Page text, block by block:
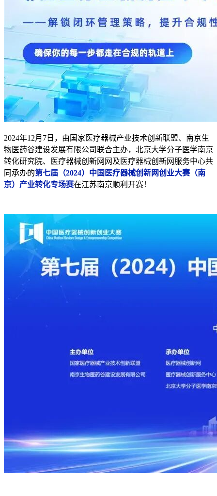
2024年12月7日，由国家医疗器械产业技术创新联盟、南京生
物医药谷建设发展有限公司联合主办，北京大学分子医学南京
转化研究院、医疗器械创新网网及医疗器械创新网服务中心共
同承办的第七届（2024）中国医疗器械创新网创业大赛（南
京）产业转化专场赛在江苏南京顺利开赛！